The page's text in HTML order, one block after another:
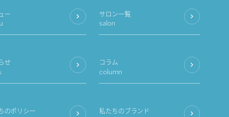
サロン一覧
salon
ー
せ コラム
column
のポリシー 私たちのブランド